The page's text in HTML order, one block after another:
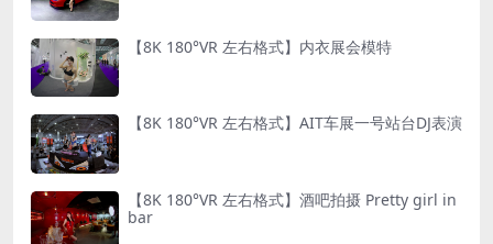
【8K 180°VR 左右格式】内衣展会模特
【8K 180°VR 左右格式】AIT车展一号站台DJ表演
【8K 180°VR 左右格式】酒吧拍摄 Pretty girl in
bar